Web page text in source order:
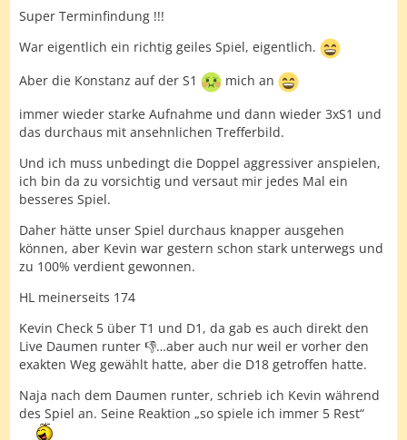
Super Terminfindung !!!
War eigentlich ein richtig geiles Spiel, eigentlich.
Aber die Konstanz auf der S1
mich an
immer wieder starke Aufnahme und dann wieder 3xS1 und
das durchaus mit ansehnlichen Trefferbild.
Und ich muss unbedingt die Doppel aggressiver anspielen,
ich bin da zu vorsichtig und versaut mir jedes Mal ein
besseres Spiel.
Daher hätte unser Spiel durchaus knapper ausgehen
können, aber Kevin war gestern schon stark unterwegs und
zu 100% verdient gewonnen.
HL meinerseits 174
Kevin Check 5 über T1 und D1, da gab es auch direkt den
Live Daumen runter 👎…aber auch nur weil er vorher den
exakten Weg gewählt hatte, aber die D18 getroffen hatte.
Naja nach dem Daumen runter, schrieb ich Kevin während
des Spiel an. Seine Reaktion „so spiele ich immer 5 Rest“